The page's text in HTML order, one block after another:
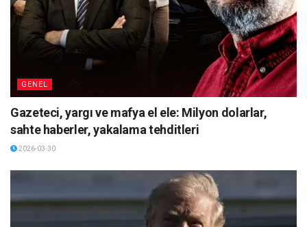
GENEL
Gazeteci, yargı ve mafya el ele: Milyon dolarlar,
sahte haberler, yakalama tehditleri
2026-03-30